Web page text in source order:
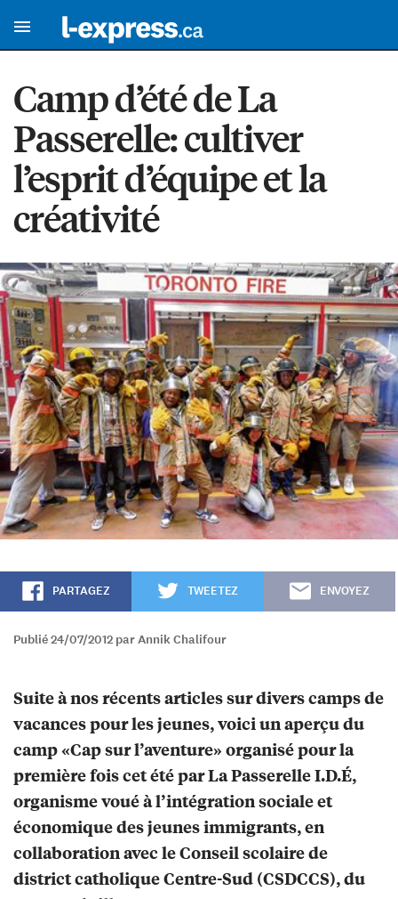
Camp d’été de La
Passerelle: cultiver
l’esprit d’équipe et la
créativité
PARTAGEZ TWEETEZ ENVOYEZ
Publié 24/07/2012 par Annik Chalifour
Suite à nos récents articles sur divers camps de
vacances pour les jeunes, voici un aperçu du
camp «Cap sur l’aventure» organisé pour la
première fois cet été par La Passerelle I.D.É,
organisme voué à l’intégration sociale et
économique des jeunes immigrants, en
collaboration avec le Conseil scolaire de
district catholique Centre-Sud (CSDCCS), du